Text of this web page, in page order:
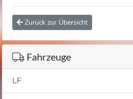
Zurück zur Übersicht
Fahrzeuge
LF